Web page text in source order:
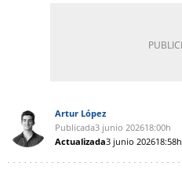
Artur López
Publicada3 junio 202618:00h
Actualizada3 junio 202618:58h